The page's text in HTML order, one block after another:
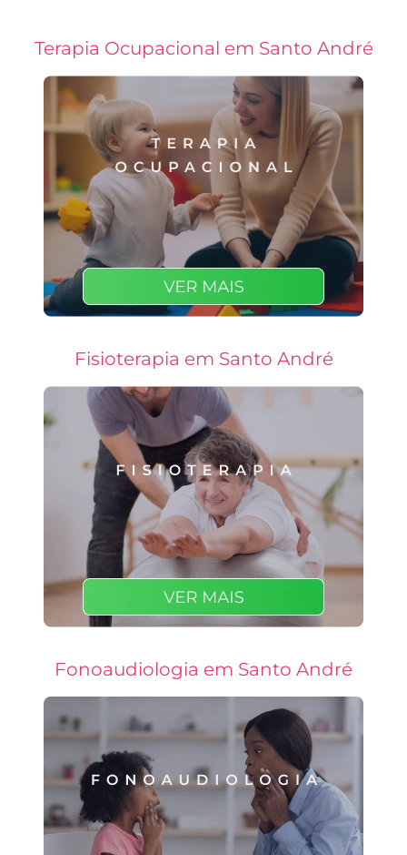
Terapia Ocupacional em Santo André
Fisioterapia em Santo André
Fonoaudiologia em Santo André